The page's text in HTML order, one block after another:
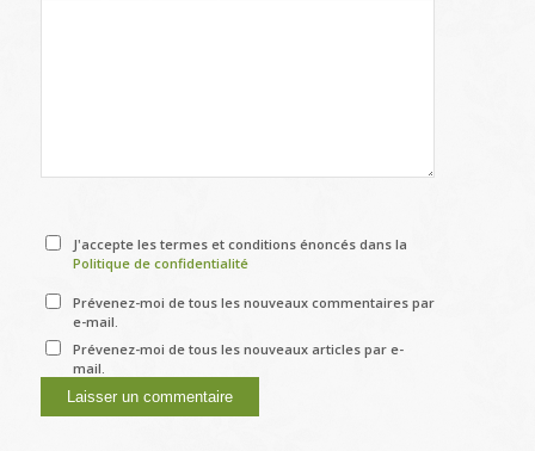
J'accepte les termes et conditions énoncés dans la
Politique de confidentialité
Prévenez-moi de tous les nouveaux commentaires par
e-mail.
Prévenez-moi de tous les nouveaux articles par e-
mail.